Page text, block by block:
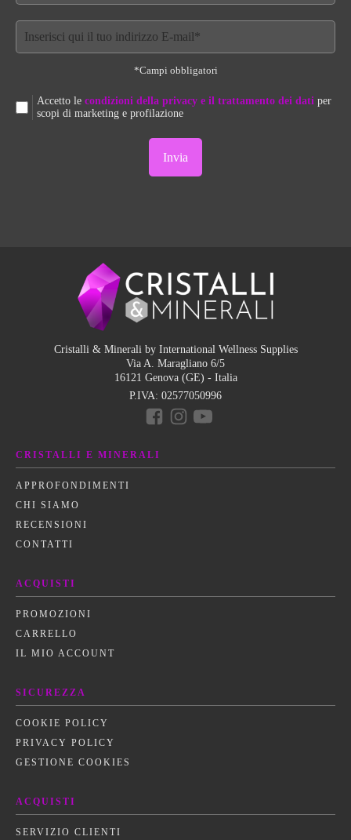
*Campi obbligatori
Accetto le condizioni della privacy e il trattamento dei dati per
scopi di marketing e profilazione
Cristalli & Minerali by International Wellness Supplies
Via A. Maragliano 6/5
16121 Genova (GE) - Italia
P.IVA: 02577050996
CRISTALLI E MINERALI
APPROFONDIMENTI
CHI SIAMO
RECENSIONI
CONTATTI
ACQUISTI
PROMOZIONI
CARRELLO
IL MIO ACCOUNT
SICUREZZA
COOKIE POLICY
PRIVACY POLICY
GESTIONE COOKIES
ACQUISTI
SERVIZIO CLIENTI